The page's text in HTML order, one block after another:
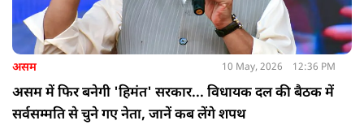
असम 10 May, 2026 12:36 PM
असम में फिर बनेगी 'हिमंत' सरकार... विधायक दल की बैठक में
सर्वसम्मति से चुने गए नेता, जानें कब लेंगे शपथ